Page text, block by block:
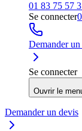
01 83 75 57
Se connecter
Demander
Se connecter
Ouvrir le
Demander un devis